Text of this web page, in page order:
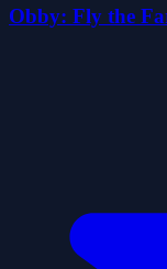
Obby: Fly the